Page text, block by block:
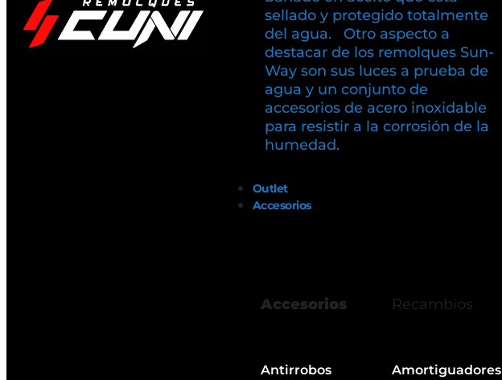
sellado y protegido totalmente
del agua. Otro aspecto a
destacar de los remolques Sun-
Way son sus luces a prueba de
agua y un conjunto de
accesorios de acero inoxidable
para resistir a la corrosión de la
humedad.
Outlet
Accesorios
Accesorios
Antirrobos
Recambios
Amortiguadores